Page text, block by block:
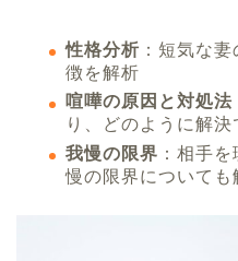
性格分析 ：短気な
徴を解析
喧嘩の原因と対処法
り、どのように解
我慢の限界 ：相手
慢の限界についても